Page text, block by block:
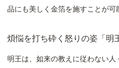
品にも美しく金箔を施すことが可
煩悩を打ち砕く怒りの姿「明
明王は、如来の教えに従わない